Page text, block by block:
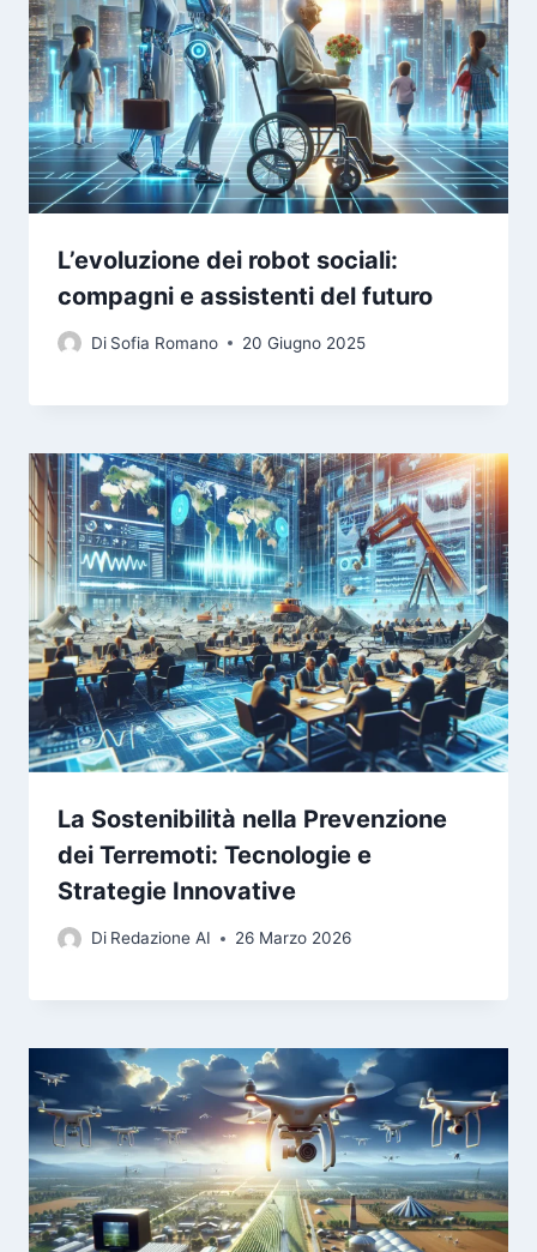
L’evoluzione dei robot sociali:
compagni e assistenti del futuro
Di Sofia Romano 20 Giugno 2025
La Sostenibilità nella Prevenzione
dei Terremoti: Tecnologie e
Strategie Innovative
Di Redazione AI 26 Marzo 2026